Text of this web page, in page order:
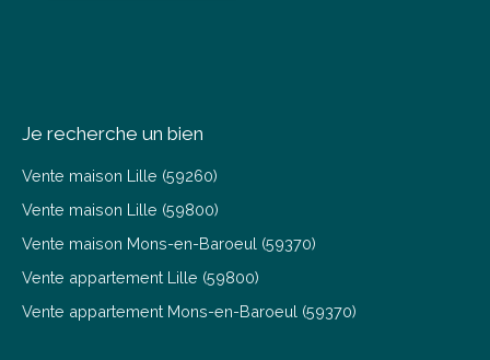
Je recherche un bien
Vente maison Lille (59260)
Vente maison Lille (59800)
Vente maison Mons-en-Baroeul (59370)
Vente appartement Lille (59800)
Vente appartement Mons-en-Baroeul (59370)